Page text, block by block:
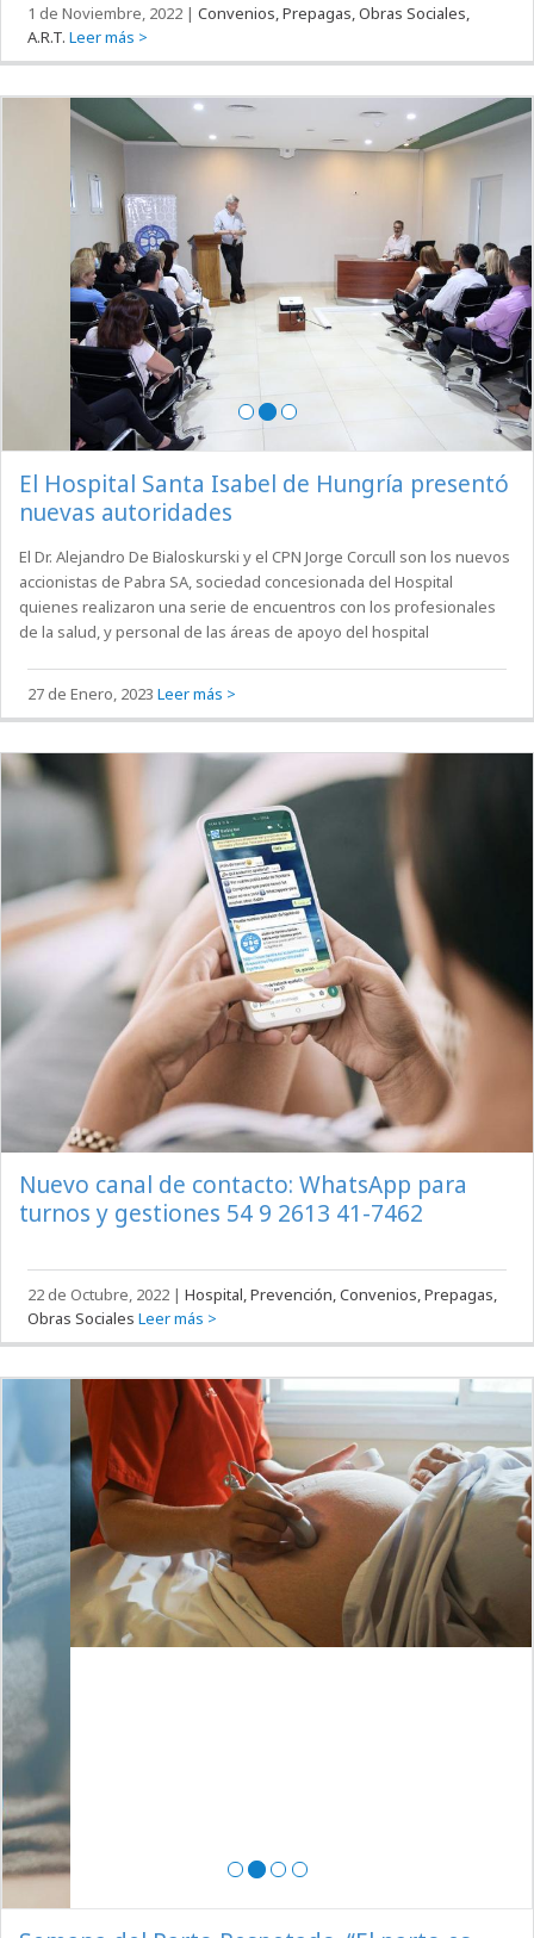
1 de Noviembre, 2022 |Convenios, Prepagas, Obras Sociales,
A.R.T. Leer más >
El Hospital Santa Isabel de Hungría presentó
nuevas autoridades
El Dr. Alejandro De Bialoskurski y el CPN Jorge Corcull son los nuevos
accionistas de Pabra SA, sociedad concesionada del Hospital
quienes realizaron una serie de encuentros con los profesionales
de la salud, y personal de las áreas de apoyo del hospital
27 de Enero, 2023Leer más >
Nuevo canal de contacto: WhatsApp para
turnos y gestiones 54 9 2613 41-7462
22 de Octubre, 2022 |Hospital, Prevención, Convenios, Prepagas,
Obras Sociales Leer más >
Del 13 al 17 de mayo celebramos la Semana del Parto Respetado. La
Hospital Santa Isabel de Hungría, brinda información acerca de la
importancia de los derechos de la madre y del recién nacido.